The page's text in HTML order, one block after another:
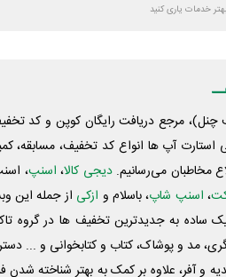
خدمات یاری کنید
مرجع دریافت رایگان کوپن و کد
آپ ها انواع کد تخفیف، مسابقه،
مخاطبان می‌رسانیم. دیجی کالا، اسنپ،
، اسنپ شاپ، باسلام و ازکی از جمله این
ساده به جدیدترین تخفیف ها در گروه
مد و پوشاک، کتاب و کتابخوانی و ...
و آفر، علاوه بر کمک به بهتر شناخته